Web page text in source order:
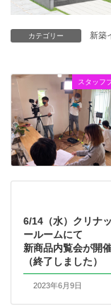
カテゴリー 新築
スタッフ
6/14（水）クリナ
ールームにて
新商品内覧会が開
（終了しました）
2023年6月9日